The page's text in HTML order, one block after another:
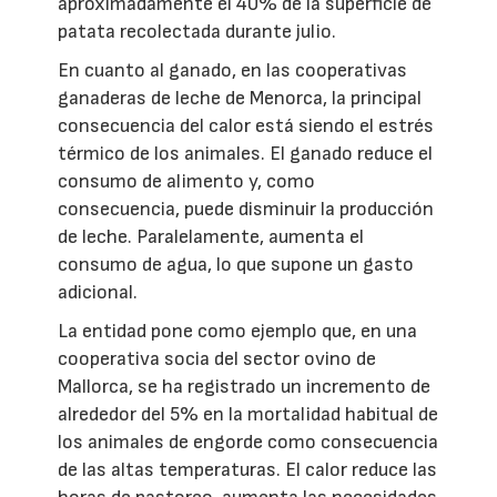
patata recolectada durante julio.
En cuanto al ganado, en las cooperativas
ganaderas de leche de Menorca, la principal
consecuencia del calor está siendo el estrés
térmico de los animales. El ganado reduce el
consumo de alimento y, como
consecuencia, puede disminuir la producción
de leche. Paralelamente, aumenta el
consumo de agua, lo que supone un gasto
adicional.
La entidad pone como ejemplo que, en una
cooperativa socia del sector ovino de
Mallorca, se ha registrado un incremento de
alrededor del 5% en la mortalidad habitual de
los animales de engorde como consecuencia
de las altas temperaturas. El calor reduce las